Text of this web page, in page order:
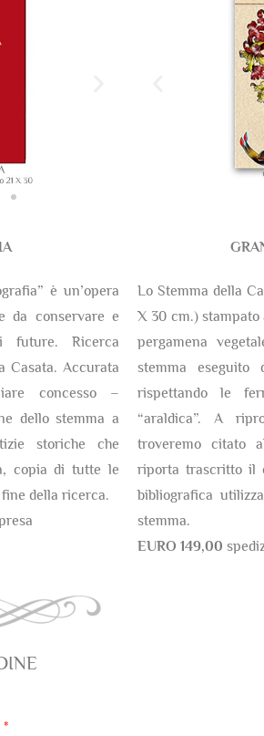
è un’opera
da conservare e
future. Ricerca
Casata. Accurata
concesso –
dello stemma a
storiche che
copia di tutte le
della ricerca.
Lo Stemma della
X 30 cm.)
pergamena
stemma
rispettando le
“araldica”. A
troveremo citato
riporta trascritto il
bibliografica
stemma.
EURO 149,00